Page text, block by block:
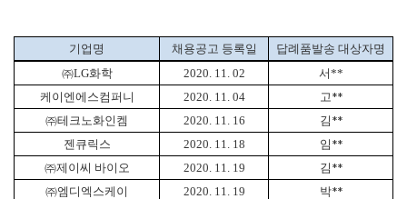
기업명 채용공고 등록일
답례품발송 대상자명
㈜LG화학 2020. 11. 02
서**
케이엔에스컴퍼니
2020. 11. 04 고**
㈜테크노화인켐 2020. 11. 16 김 **
젠큐릭스 2020. 11. 18 임 **
㈜제이씨 바이오 2020. 11. 19 김 **
㈜엠디엑스케이 2020. 11. 19 박**